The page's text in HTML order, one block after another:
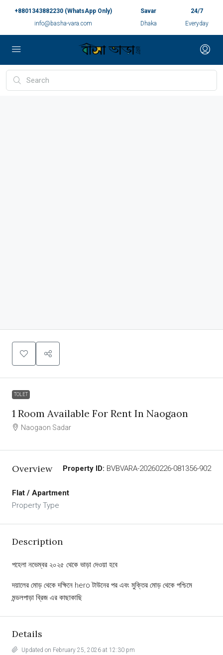
+8801343882230 (WhatsApp Only)
info@basha-vara.com
Savar
Dhaka
24/7
Everyday
TOLET
1 Room Available For Rent In Naogaon
Naogaon Sadar
Overview Property ID: BVBVARA-20260226-081356-902
Flat / Apartment
Property Type
Description
পহেলা নভেম্বর ২০২৫ থেকে ভাড়া দেওয়া হবে
দয়ালের মোড় থেকে দক্ষিনে hero টাউনের পর এবং মুক্তির মোড় থেকে পশ্চিমে
মন্ডলপাড়া ব্রিজ এর কাছাকাছি
Details
Updated on February 25, 2026 at 12:30 pm